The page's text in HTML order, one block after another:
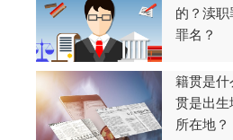
的？渎
罪名？
籍贯是什
贯是出生
所在地？